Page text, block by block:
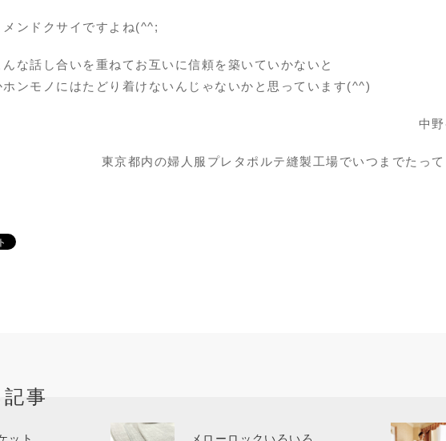
メンドクサイですよね(^^;
んな話し合いを重ねてお互いに信頼を築いていかないと
ホンモノにはたどり着けないんじゃないかと思っています(^^)
中
東京都内の婦人服プレタポルテ縫製工場でいつまでたって
事